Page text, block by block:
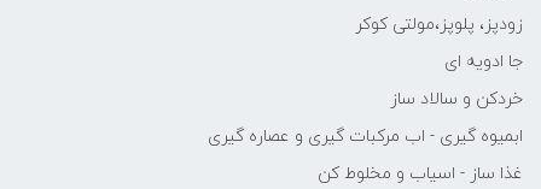
زودپز، پلوپز،مولتی کوکر
جا ادویه ای
خردکن و سالاد ساز
ابمیوه گیری - اب مرکبات گیری و عصاره گیری
غذا ساز - اسیاب و مخلوط کن